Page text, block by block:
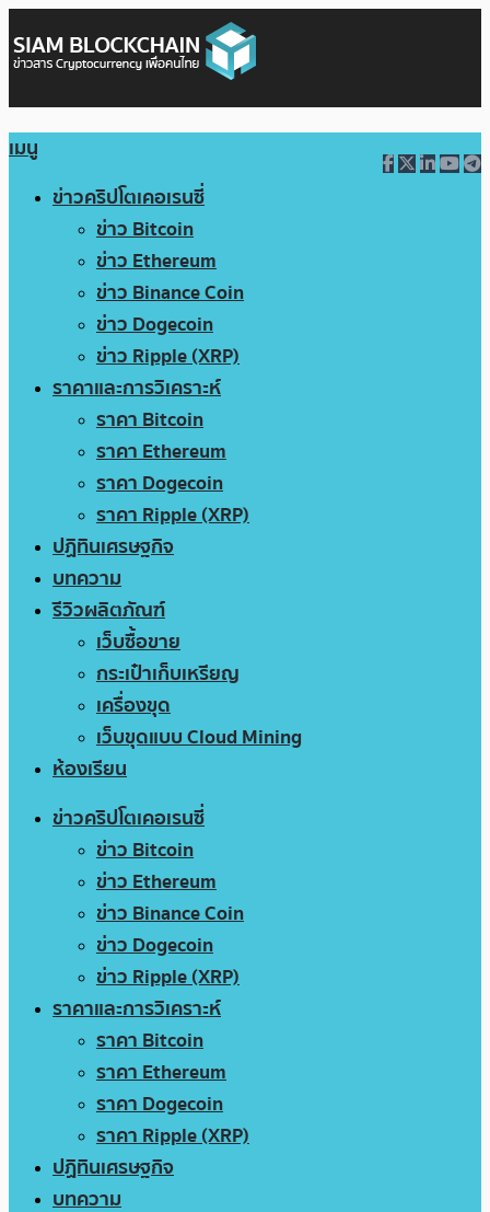
เมนู
ข่าวคริปโตเคอเรนซี่
ข่าว Bitcoin
ข่าว Ethereum
ข่าว Binance Coin
ข่าว Dogecoin
ข่าว Ripple (XRP)
ราคาและการวิเคราะห์
ราคา Bitcoin
ราคา Ethereum
ราคา Dogecoin
ราคา Ripple (XRP)
ปฏิทินเศรษฐกิจ
บทความ
รีวิวผลิตภัณฑ์
เว็บซื้อขาย
กระเป๋าเก็บเหรียญ
เครื่องขุด
เว็บขุดแบบ Cloud Mining
ห้องเรียน
ข่าวคริปโตเคอเรนซี่
ข่าว Bitcoin
ข่าว Ethereum
ข่าว Binance Coin
ข่าว Dogecoin
ข่าว Ripple (XRP)
ราคาและการวิเคราะห์
ราคา Bitcoin
ราคา Ethereum
ราคา Dogecoin
ราคา Ripple (XRP)
ปฏิทินเศรษฐกิจ
บทความ